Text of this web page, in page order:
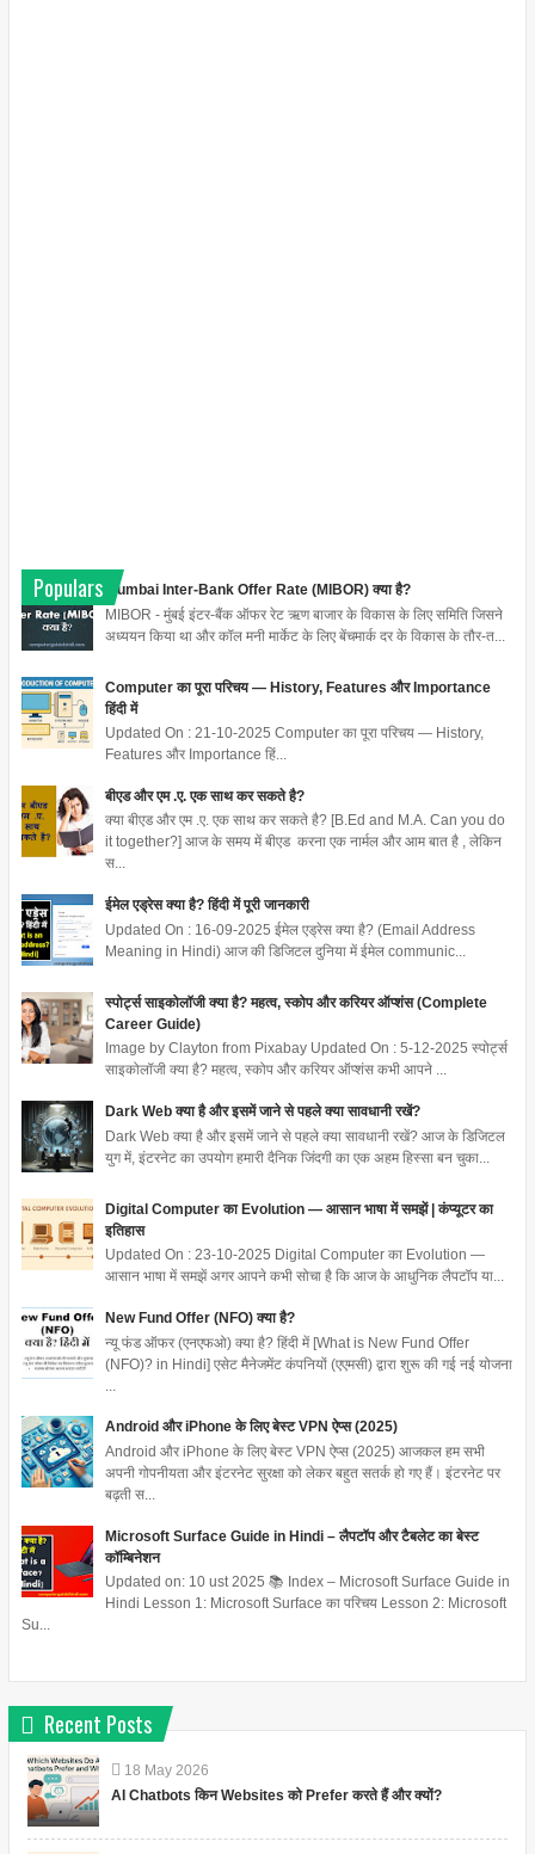
Populars
Mumbai Inter-Bank Offer Rate (MIBOR) क्या है?
MIBOR - मुंबई इंटर-बैंक ऑफर रेट ऋण बाजार के विकास के लिए समिति जिसने
अध्ययन किया था और कॉल मनी मार्केट के लिए बेंचमार्क दर के विकास के तौर-त...
Computer का पूरा परिचय — History, Features और Importance
हिंदी में
Updated On : 21-10-2025 Computer का पूरा परिचय — History,
Features और Importance हिं...
बीएड और एम .ए. एक साथ कर सकते है?
क्या बीएड और एम .ए. एक साथ कर सकते है? [B.Ed and M.A. Can you do
it together?] आज के समय में बीएड करना एक नार्मल और आम बात है , लेकिन
स...
ईमेल एड्रेस क्या है? हिंदी में पूरी जानकारी
Updated On : 16-09-2025 ईमेल एड्रेस क्या है? (Email Address
Meaning in Hindi) आज की डिजिटल दुनिया में ईमेल communic...
स्पोर्ट्स साइकोलॉजी क्या है? महत्व, स्कोप और करियर ऑप्शंस (Complete
Career Guide)
Image by Clayton from Pixabay Updated On : 5-12-2025 स्पोर्ट्स
साइकोलॉजी क्या है? महत्व, स्कोप और करियर ऑप्शंस कभी आपने ...
Dark Web क्या है और इसमें जाने से पहले क्या सावधानी रखें?
Dark Web क्या है और इसमें जाने से पहले क्या सावधानी रखें? आज के डिजिटल
युग में, इंटरनेट का उपयोग हमारी दैनिक जिंदगी का एक अहम हिस्सा बन चुका...
Digital Computer का Evolution — आसान भाषा में समझें | कंप्यूटर का
इतिहास
Updated On : 23-10-2025 Digital Computer का Evolution —
आसान भाषा में समझें अगर आपने कभी सोचा है कि आज के आधुनिक लैपटॉप या...
New Fund Offer (NFO) क्या है?
न्यू फंड ऑफर (एनएफओ) क्या है? हिंदी में [What is New Fund Offer
(NFO)? in Hindi] एसेट मैनेजमेंट कंपनियों (एएमसी) द्वारा शुरू की गई नई योजना
Android और iPhone के लिए बेस्ट VPN ऐप्स (2025)
Android और iPhone के लिए बेस्ट VPN ऐप्स (2025) आजकल हम सभी
अपनी गोपनीयता और इंटरनेट सुरक्षा को लेकर बहुत सतर्क हो गए हैं। इंटरनेट पर
बढ़ती स...
Microsoft Surface Guide in Hindi – लैपटॉप और टैबलेट का बेस्ट
कॉम्बिनेशन
Updated on: 10 ust 2025 📚 Index – Microsoft Surface Guide in
Hindi Lesson 1: Microsoft Surface का परिचय Lesson 2: Microsoft
Su...
Recent Posts
18 May 2026
AI Chatbots किन Websites को Prefer करते हैं और क्यों?